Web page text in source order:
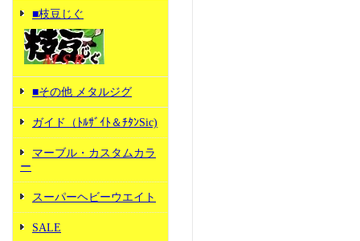
■枝豆じぐ
■その他 メタルジグ
ガイド（ﾄﾙｻﾞｲﾄ＆ﾁﾀﾝSic)
マーブル・カスタムカラ
ー
スーパーヘビーウエイト
SALE